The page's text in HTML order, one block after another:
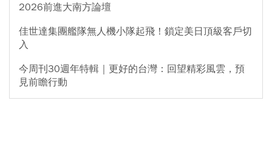
2026前進大南方論壇
佳世達集團艦隊無人機小隊起飛！鎖定美日頂級客戶切
入
今周刊30週年特輯｜更好的台灣：回望精彩風雲，預
見前瞻行動